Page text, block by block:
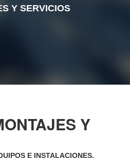
Y SERVICIOS
Y
E INSTALACIONES,